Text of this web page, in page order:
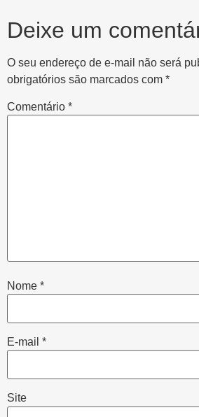
Deixe um
O seu endereço de e-mail não será
obrigatórios são marcados com *
Comentário *
Nome *
E-mail *
Site